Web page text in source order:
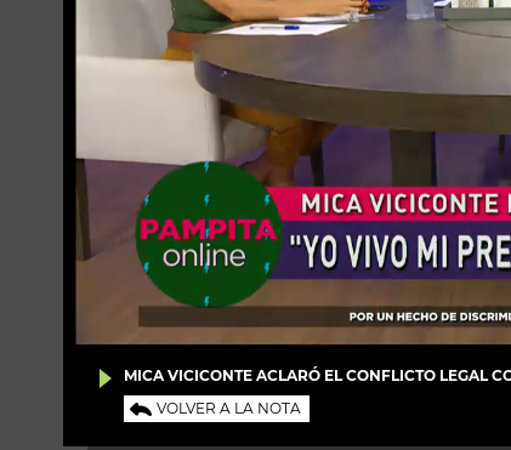
MICA VICICONTE ACLARÓ EL CONFLICTO LEGAL
VOLVER A LA NOTA